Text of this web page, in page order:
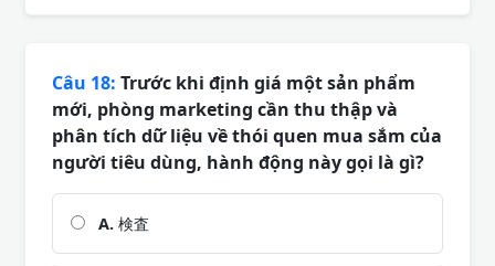
Câu 18: Trước khi định giá một sản phẩm
mới, phòng marketing cần thu thập và
phân tích dữ liệu về thói quen mua sắm của
người tiêu dùng, hành động này gọi là gì?
A. 検査